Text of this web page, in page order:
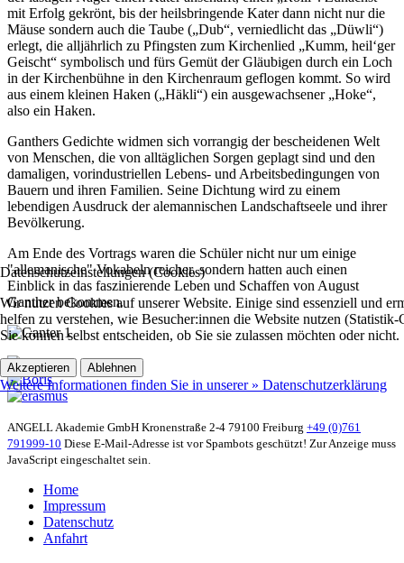
mit Erfolg gekrönt, bis der heilsbringende Kater dann nicht nur die
Mäuse sondern auch die Taube („Dub“, verniedlicht das „Düwli“)
erlegt, die alljährlich zu Pfingsten zum Kirchenlied „Kumm, heil‘ger
Geischt“ symbolisch und fürs Gemüt der Gläubigen durch ein Loch
in der Kirchenbühne in den Kirchenraum geflogen kommt. So wird
aus einem kleinen Haken („Häkli“) ein ausgewachsener „Hoke“,
also ein Haken.
Ganthers Gedichte widmen sich vorrangig der bescheidenen Welt
von Menschen, die von alltäglichen Sorgen geplagt sind und den
damaligen, vorindustriellen Lebens- und Arbeitsbedingungen von
Bauern und ihren Familien. Seine Dichtung wird zu einem
lebendigen Ausdruck der alemannischen Landschaftseele und ihrer
Bevölkerung.
Am Ende des Vortrags waren die Schüler nicht nur um einige
"allemanische" Vokabeln reicher, sondern hatten auch einen
Einblick in das faszinierende Leben und Schaffen von August
Ganther bekommen.
ANGELL Akademie GmbH Kronenstraße 2-4 79100 Freiburg +49 (0)761
791999-10 Diese E-Mail-Adresse ist vor Spambots geschützt! Zur Anzeige muss
JavaScript eingeschaltet sein.
Home
Impressum
Datenschutz
Anfahrt
Datenschutzeinstellungen (Cookies)
Wir nutzen Cookies auf unserer Website. Einige sind essenziell und
helfen zu verstehen, wie Besucher:innen die Website nutzen
Sie können selbst entscheiden, ob Sie sie zulassen möchten oder nicht.
Akzeptieren Ablehnen
Weitere Informationen finden Sie in unserer » Datenschutzerklärung